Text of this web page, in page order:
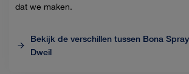
dat we maken.
Bekijk de verschillen tussen Bona
Dweil